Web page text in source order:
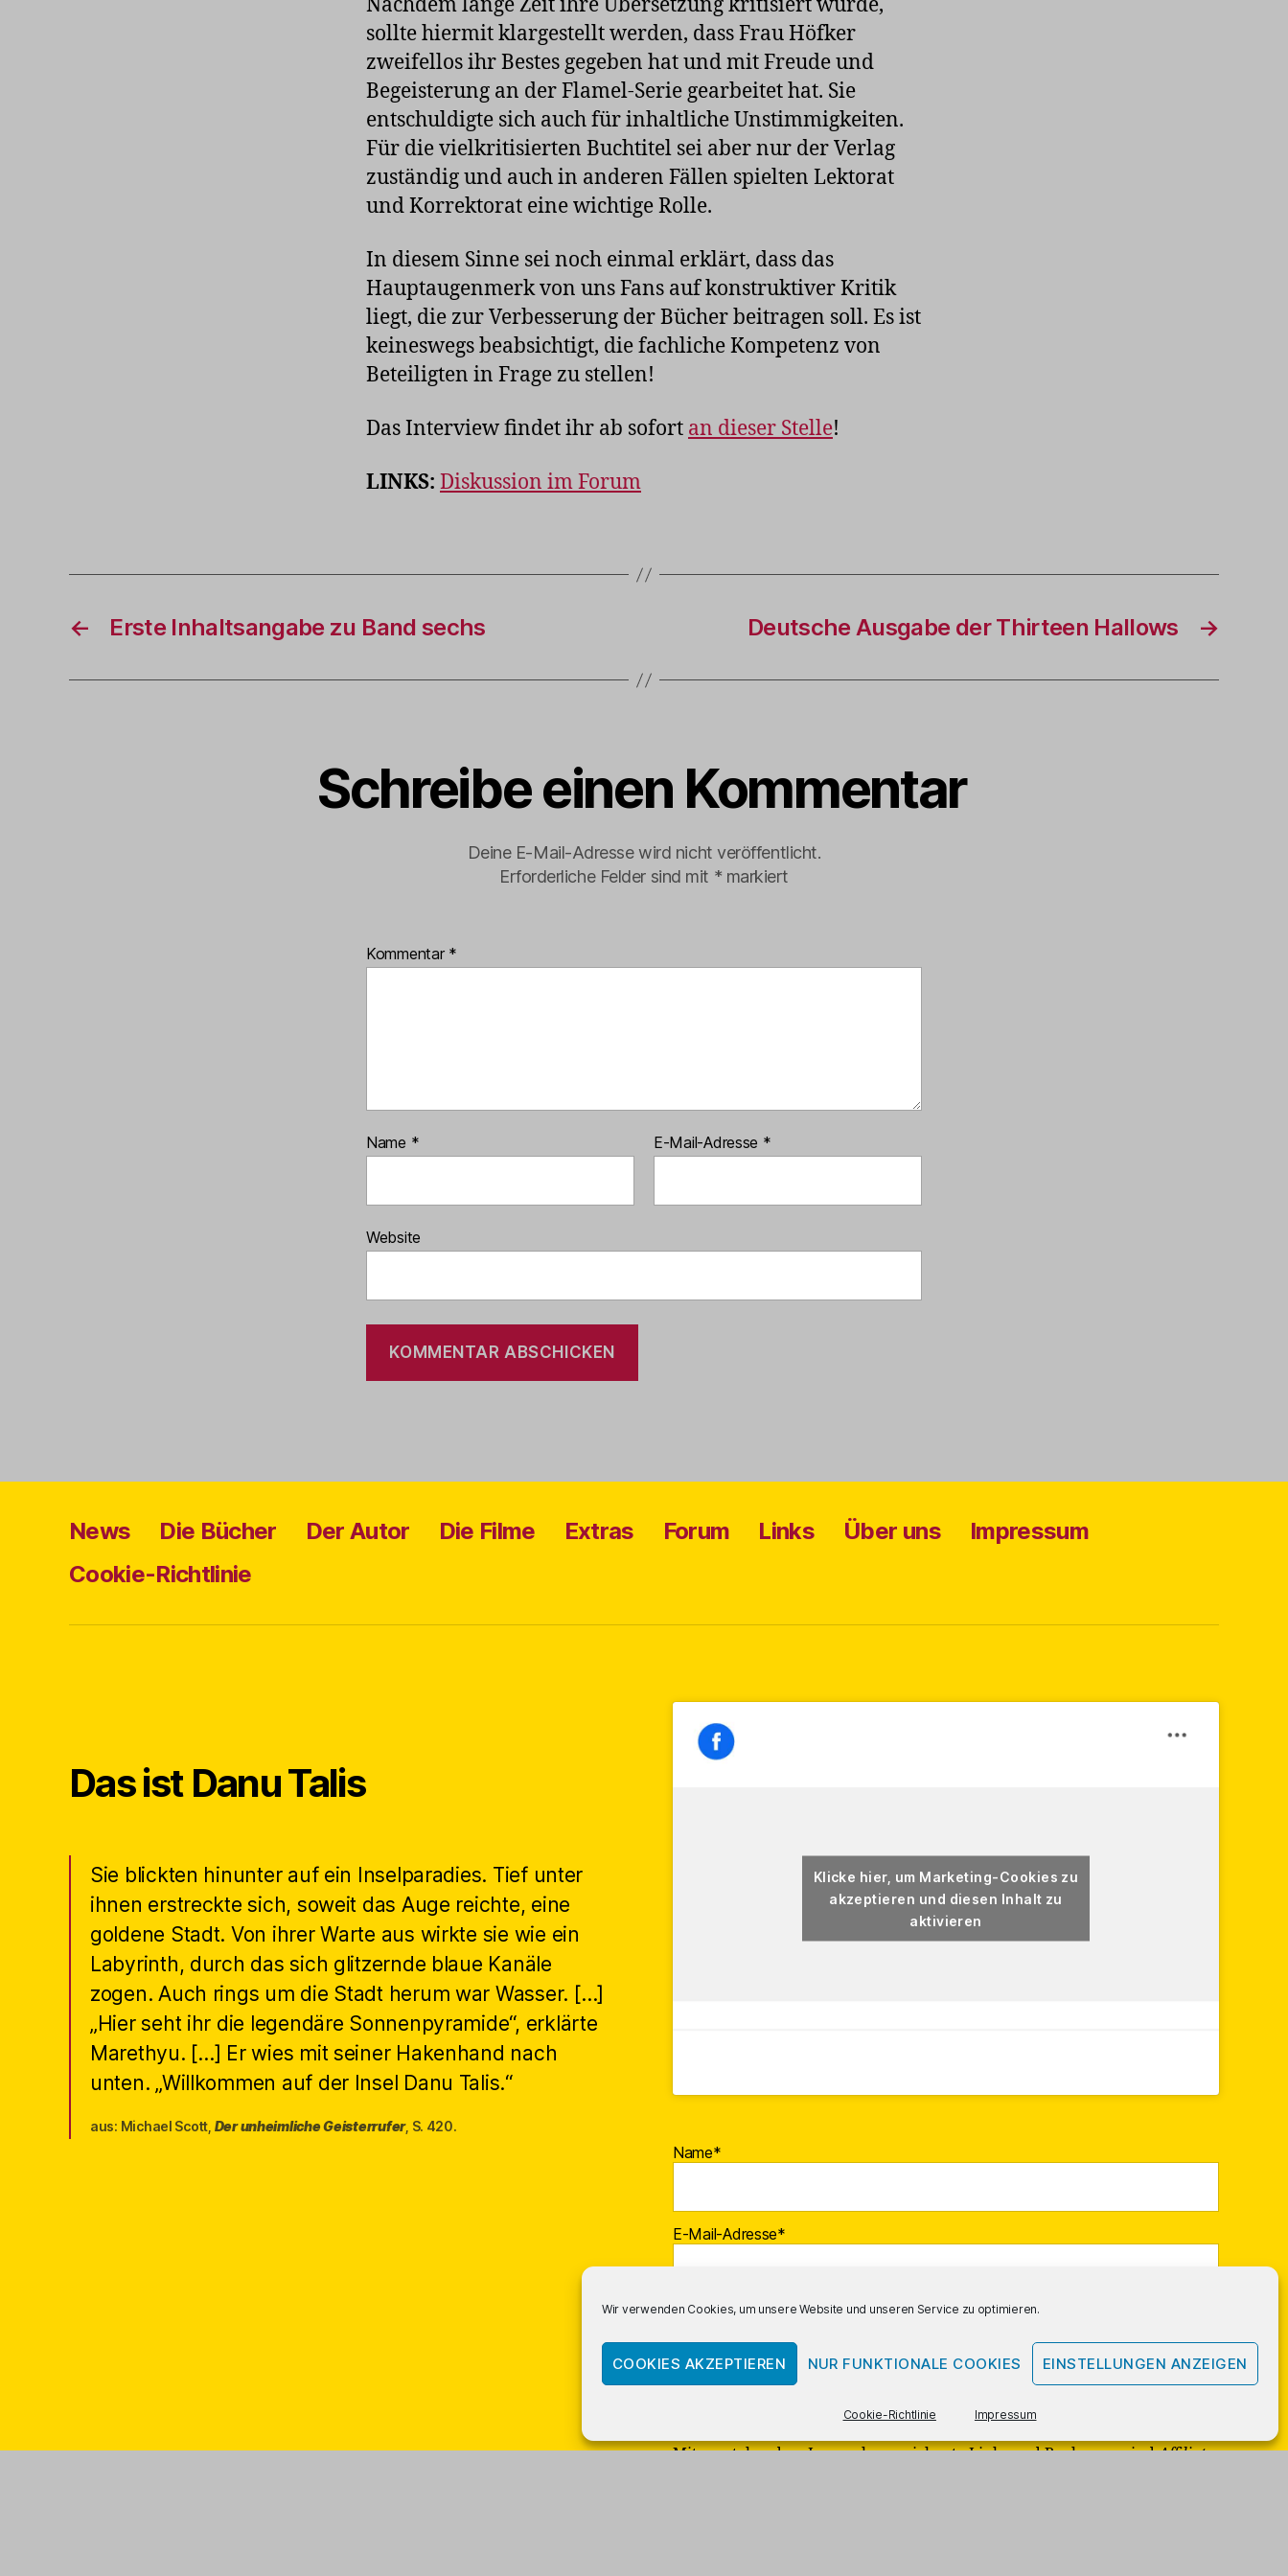
Wir verwenden Cookies, um unsere Website und unseren Service zu optimieren.
COOKIES AKZEPTIEREN NUR FUNKTIONALE COOKIES EINSTELLUNGEN ANZEIGEN
Cookie-Richtlinie Impressum
sollte hiermit klargestellt werden, dass Frau Höfker
zweifellos ihr Bestes gegeben hat und mit Freude und
Begeisterung an der Flamel-Serie gearbeitet hat. Sie
entschuldigte sich auch für inhaltliche Unstimmigkeiten.
Für die vielkritisierten Buchtitel sei aber nur der Verlag
zuständig und auch in anderen Fällen spielten Lektorat
und Korrektorat eine wichtige Rolle.
In diesem Sinne sei noch einmal erklärt, dass das
Hauptaugenmerk von uns Fans auf konstruktiver Kritik
liegt, die zur Verbesserung der Bücher beitragen soll. Es ist
keineswegs beabsichtigt, die fachliche Kompetenz von
Beteiligten in Frage zu stellen!
Das Interview findet ihr ab sofort an dieser Stelle!
LINKS: Diskussion im Forum
← Erste Inhaltsangabe zu Band sechs →
Deutsche Ausgabe der Thirteen Hallows
Schreibe einen Kommentar
Deine E-Mail-Adresse wird nicht veröffentlicht.
Erforderliche Felder sind mit * markiert
Kommentar *
Name * E-Mail-Adresse *
Website
News Die Bücher Der Autor Die Filme Extras Forum Links Über uns
Impressum
Cookie-Richtlinie
Das ist Danu Talis
Sie blickten hinunter auf ein Inselparadies. Tief unter
ihnen erstreckte sich, soweit das Auge reichte, eine
goldene Stadt. Von ihrer Warte aus wirkte sie wie ein
Labyrinth, durch das sich glitzernde blaue Kanäle
zogen. Auch rings um die Stadt herum war Wasser. […]
„Hier seht ihr die legendäre Sonnenpyramide“, erklärte
Marethyu. […] Er wies mit seiner Hakenhand nach
unten. „Willkommen auf der Insel Danu Talis.“
aus: Michael Scott, Der unheimliche Geisterrufer, S. 420.
Klicke hier, um Marketing-Cookies zu
akzeptieren und diesen Inhalt zu
aktivieren
Name*
E-Mail-Adresse*
Mit vorstehendem Logo gekennzeichnete Links und Buchcover sindAffiliate-